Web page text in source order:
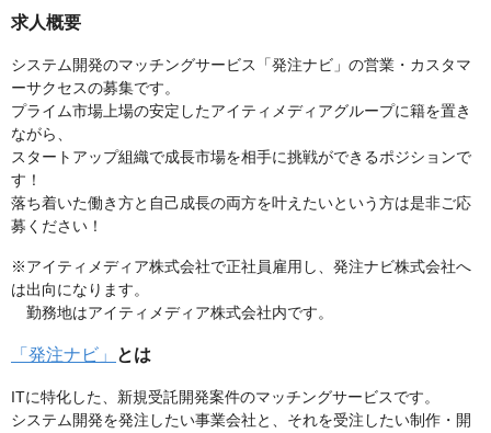
求人概要
システム開発のマッチングサービス「発注ナビ」の営業・カスタマ
ーサクセスの募集です。
プライム市場上場の安定したアイティメディアグループに籍を置き
ながら、
スタートアップ組織で成長市場を相手に挑戦ができるポジションで
す！
落ち着いた働き方と自己成長の両方を叶えたいという方は是非ご応
募ください！
※アイティメディア株式会社で正社員雇用し、発注ナビ株式会社へ
は出向になります。
勤務地はアイティメディア株式会社内です。
「発注ナビ」 とは
ITに特化した、新規受託開発案件のマッチングサービスです。
システム開発を発注したい事業会社と、それを受注したい制作・開